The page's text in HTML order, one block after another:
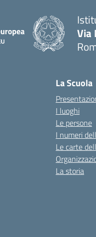
Via
La Scuola
I luoghi
Le persone
I numeri
Le carte
La storia